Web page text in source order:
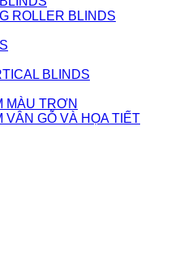
ROLLER BLINDS
BLINDS
MÀU TRƠN
VÂN GỖ VÀ HỌA TIẾT